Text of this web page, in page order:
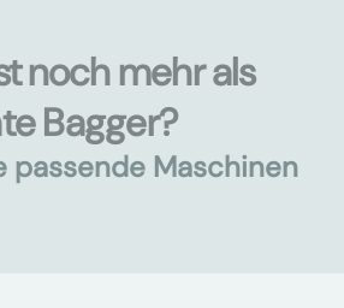
noch mehr als
Bagger?
passende Maschinen